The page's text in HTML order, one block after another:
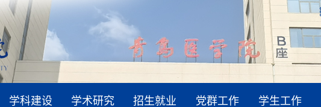
学科建设 学术研究 招生就业 党群工作 学生工作